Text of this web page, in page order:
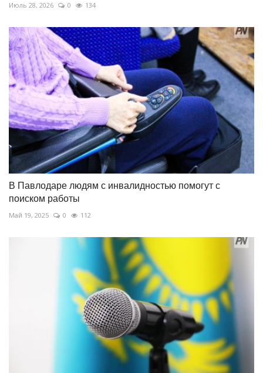
Июль 28, 2026 0 134
В Павлодаре людям с инвалидностью помогут с
поиском работы
Май 19, 2025 0 112